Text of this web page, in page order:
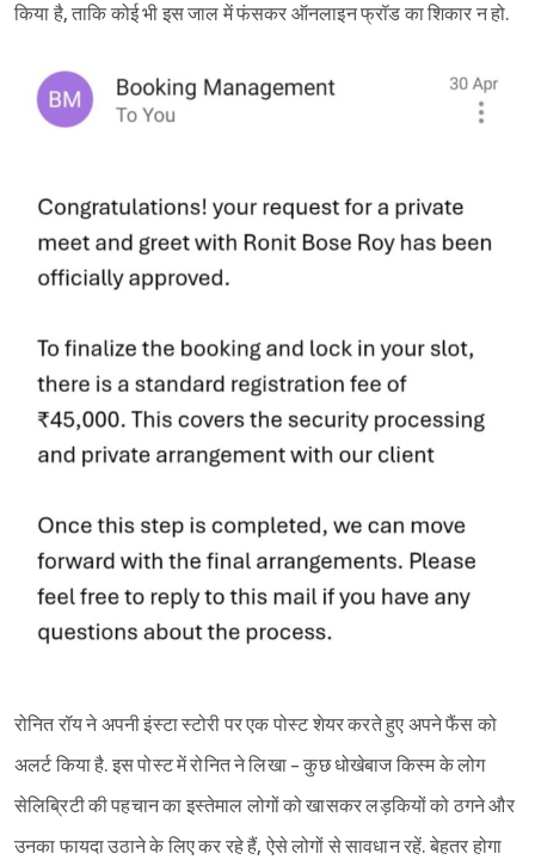
Sign in
किया है, ताकि कोई भी इस जाल में फंसकर ऑनलाइन फ्रॉड का शिकार न हो.
रोनित रॉय ने अपनी इंस्टा स्टोरी पर एक पोस्ट शेयर करते हुए अपने फैंस को
अलर्ट किया है. इस पोस्ट में रोनित ने लिखा - कुछ धोखेबाज किस्म के लोग
सेलिब्रिटी की पहचान का इस्तेमाल लोगों को खासकर लड़कियों को ठगने और
उनका फायदा उठाने के लिए कर रहे हैं, ऐसे लोगों से सावधान रहें. बेहतर होगा